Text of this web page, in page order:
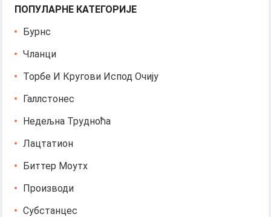
ПОПУЛАРНЕ КАТЕГОРИЈЕ
Бурнс
Чланци
Торбе И Кругови Испод Очију
Галлстонес
Недељна Трудноћа
Лацтатион
Биттер Моутх
Производи
Субстанцес